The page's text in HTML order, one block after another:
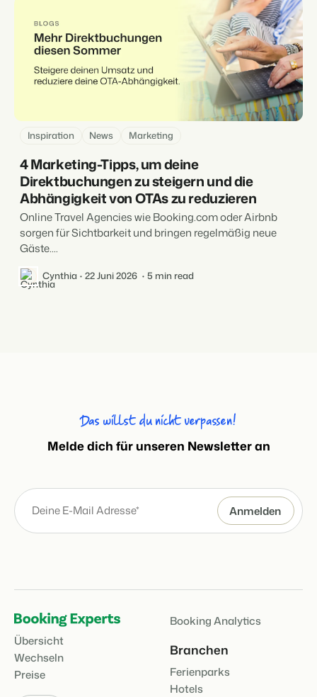
Inspiration News Marketing
4 Marketing-Tipps, um deine
Direktbuchungen zu steigern und die
Abhängigkeit von OTAs zu reduzieren
Online Travel Agencies wie Booking.com oder Airbnb
sorgen für Sichtbarkeit und bringen regelmäßig neue
Gäste....
Cynthia 22 Juni 2026 5 min read
Das willst du nicht verpassen!
Melde dich für unseren Newsletter an
Übersicht
Wechseln
Preise
Booking Analytics
Branchen
Ferienparks
Hotels